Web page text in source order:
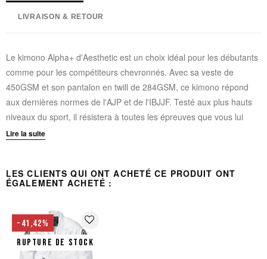
LIVRAISON & RETOUR
Le kimono Alpha+ d'Aesthetic est un choix idéal pour les débutants
comme pour les compétiteurs chevronnés. Avec sa veste de
450GSM et son pantalon en twill de 284GSM, ce kimono répond
aux dernières normes de l'AJP et de l'IBJJF. Testé aux plus hauts
niveaux du sport, il résistera à toutes les épreuves que vous lui
ferez subir.
Pantalon en twill de 284GSM
Respecte les normes de l'AJP et de l'IBJJF
Lire la suite
LES CLIENTS QUI ONT ACHETÉ CE PRODUIT ONT
ÉGALEMENT ACHETÉ :
-41,42%
RUPTURE DE STOCK
favorite_border